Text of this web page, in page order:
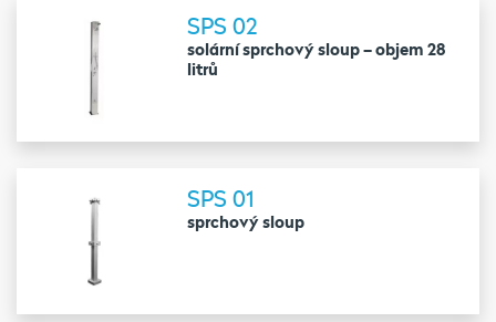
SPS 02
solární sprchový sloup – objem 28
litrů
SPS 01
sprchový sloup